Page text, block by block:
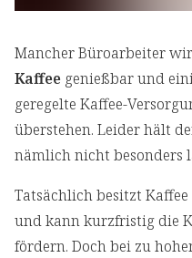
Mancher Büroarbeiter
Kaffee genießbar und
geregelte Kaffee-
überstehen. Leider hält
nämlich nicht besonders
Tatsächlich besitzt Kaffee
und kann kurzfristig die
fördern. Doch bei zu